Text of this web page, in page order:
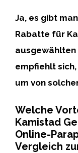
Ja, es gibt
Rabatte für
ausgewählten
empfiehlt
um von
Welche
Kamistad
Online-
Vergleich